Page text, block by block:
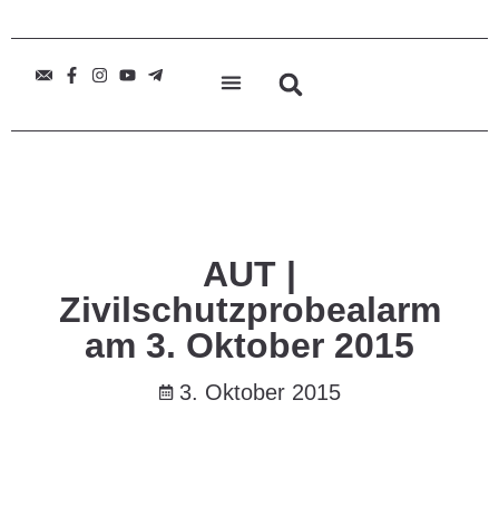
AUT |
Zivilschutzprobealarm
am 3. Oktober 2015
3. Oktober 2015